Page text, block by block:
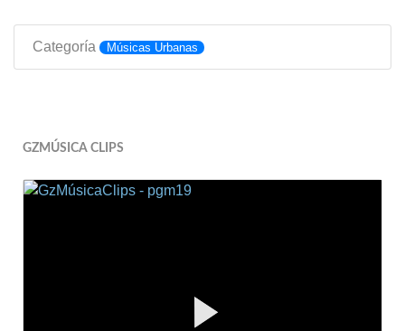
Categoría Músicas Urbanas
GZMÚSICA CLIPS